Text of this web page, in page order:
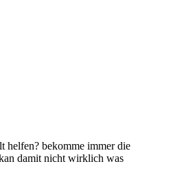
helfen? bekomme immer die
damit nicht wirklich was